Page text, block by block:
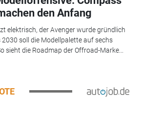
den Anfang
elektrisch, der Avenger wurde gründlich
soll die Modellpalette auf sechs
sieht die Roadmap der Offroad-Marke...